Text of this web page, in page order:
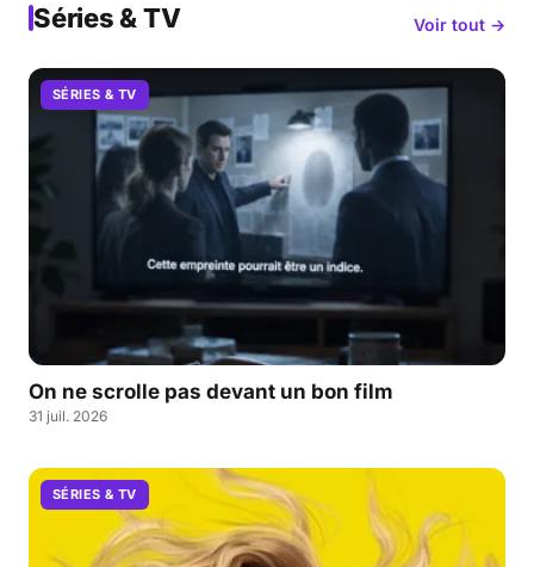
Séries & TV Voir tout →
SÉRIES & TV
On ne scrolle pas devant un bon film
31 juil. 2026
SÉRIES & TV